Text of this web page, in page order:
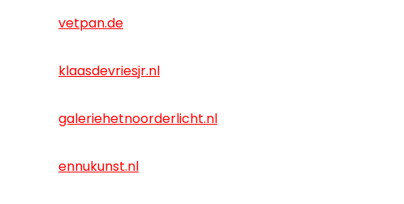
vetpan.de
klaasdevriesjr.nl
galeriehetnoorderlicht.nl
ennukunst.nl